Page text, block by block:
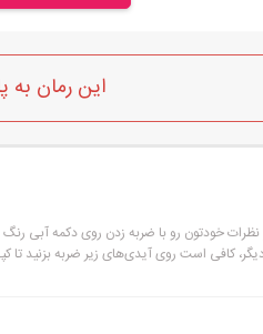
زد:
کردت گفت:
دست خودمونه، بابای!
و اون با عجله پا شد و
این رمان به
نظرات خودتون رو با ضربه زدن روی دکمه آبی
کافی است روی آیدی‌های زیر ضربه بزنید